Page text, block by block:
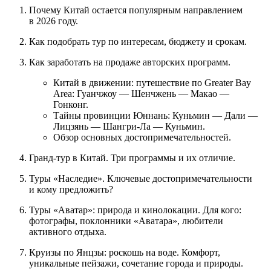
Почему Китай остается популярным направлением
в 2026 году.
Как подобрать тур по интересам, бюджету и срокам.
Как заработать на продаже авторских программ.
Китай в движении: путешествие по Greater Bay
Area: Гуанчжоу — Шенчжень — Макао —
Гонконг.
Тайны провинции Юннань: Куньмин — Дали —
Лицзянь — Шангри-Ла — Куньмин.
Обзор основных достопримечательностей.
Гранд‑тур в Китай. Три программы и их отличие.
Туры «Наследие». Ключевые достопримечательности
и кому предложить?
Туры «Аватар»: природа и кинолокации. Для кого:
фотографы, поклонники «Аватара», любители
активного отдыха.
Круизы по Янцзы: роскошь на воде. Комфорт,
уникальные пейзажи, сочетание города и природы.